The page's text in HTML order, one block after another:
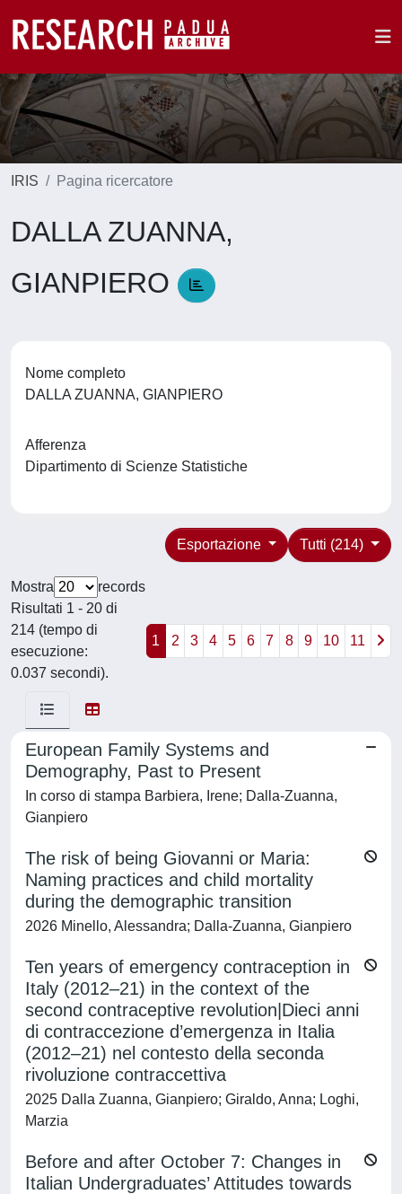
IRIS Pagina ricercatore
DALLA ZUANNA,
GIANPIERO
Nome completo
DALLA ZUANNA, GIANPIERO
Afferenza
Dipartimento di Scienze Statistiche
Tutti (214)
Esportazione
Mostra
records
Risultati 1 - 20 di
214 (tempo di
esecuzione:
0.037 secondi).
1 2 3 4 5 6 7 8 9 10 11
European Family Systems and
Demography, Past to Present
In corso di stampa Barbiera, Irene; Dalla-Zuanna,
Gianpiero
The risk of being Giovanni or Maria:
Naming practices and child mortality
during the demographic transition
2026 Minello, Alessandra; Dalla-Zuanna, Gianpiero
Ten years of emergency contraception in
Italy (2012–21) in the context of the
second contraceptive revolution|Dieci anni
di contraccezione d’emergenza in Italia
(2012–21) nel contesto della seconda
rivoluzione contraccettiva
2025 Dalla Zuanna, Gianpiero; Giraldo, Anna; Loghi,
Marzia
Before and after October 7: Changes in
Italian Undergraduates’ Attitudes towards